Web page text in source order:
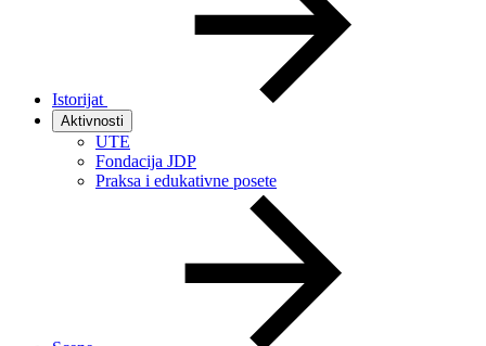
Istorijat
Aktivnosti
UTE
Fondacija JDP
Praksa i edukativne posete